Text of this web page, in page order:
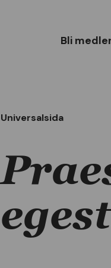
Bli
Universalsida